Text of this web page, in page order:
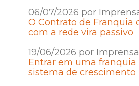
06/07/2026 por
O Contrato de Franquia
com a rede vira passivo
19/06/2026 por Imprensa
Entrar em uma franquia
sistema de crescimento